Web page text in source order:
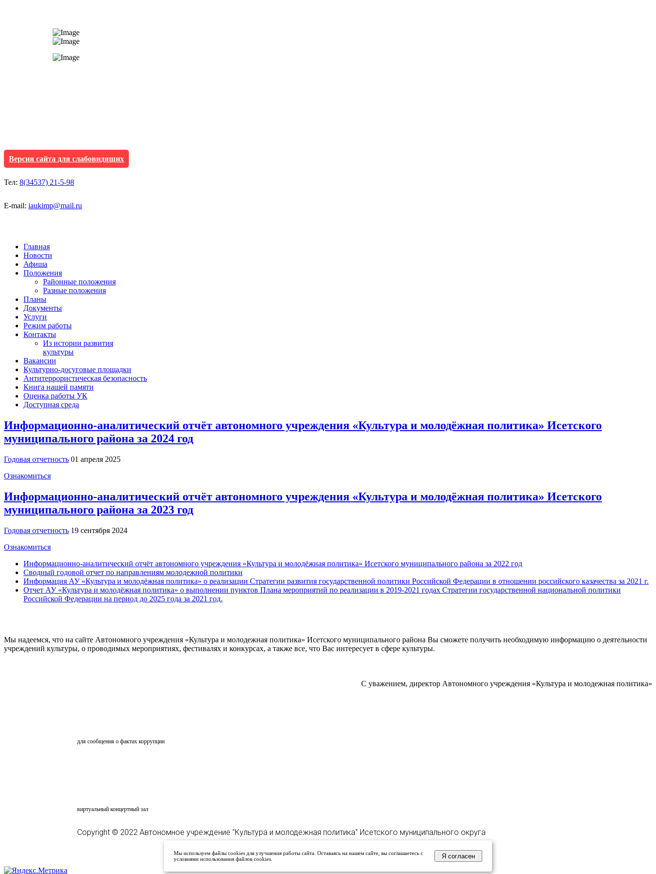
Версия сайта для слабовидящих
Тел: 8(34537) 21-5-98
E-mail: iaukimp@mail.ru
Главная
Новости
Афиша
Положения
Районные положения
Разные положения
Планы
Документы
Услуги
Режим работы
Контакты
Из истории развития
культуры
Вакансии
Культурно-досуговые площадки
Антитеррористическая безопасность
Книга нашей памяти
Оценка работы УК
Доступная среда
Информационно-аналитический отчёт автономного учреждения «Культура и молодёжная политика» Исетского
муниципального района за 2024 год
Годовая отчетность 01 апреля 2025
Ознакомиться
Информационно-аналитический отчёт автономного учреждения «Культура и молодёжная политика» Исетского
муниципального района за 2023 год
Годовая отчетность 19 сентября 2024
Ознакомиться
Информационно-аналитический отчёт автономного учреждения «Культура и молодёжная политика» Исетского муниципального района за 2022 год
Сводный годовой отчет по направлениям молодежной политики
Информация АУ «Культура и молодёжная политика» о реализации Стратегии развития государственной политики Российской Федерации в отношении российского казачества за 2021 г.
Отчет АУ «Культура и молодёжная политика» о выполнении пунктов Плана мероприятий по реализации в 2019-2021 годах Стратегии государственной национальной политики
Российской Федерации на период до 2025 года за 2021 год.
Мы надеемся, что на сайте Автономного учреждения «Культура и молодежная политика» Исетского муниципального района Вы сможете получить необходимую информацию о деятельности
учреждений культуры, о проводимых мероприятиях, фестивалях и конкурсах, а также все, что Вас интересует в сфере культуры.
С уважением, директор Автономного учреждения «Культура и молодежная политика»
для сообщения о фактах коррупции
виртуальный концертный зал
Copyright © 2022 Автономное учреждение "Культура и молодежная политика" Исетского муниципального округа
Мы используем файлы cookies для улучшения работы сайта. Оставаясь на нашем сайте, вы соглашаетесь с
условиями использования файлов cookies.
Я согласен